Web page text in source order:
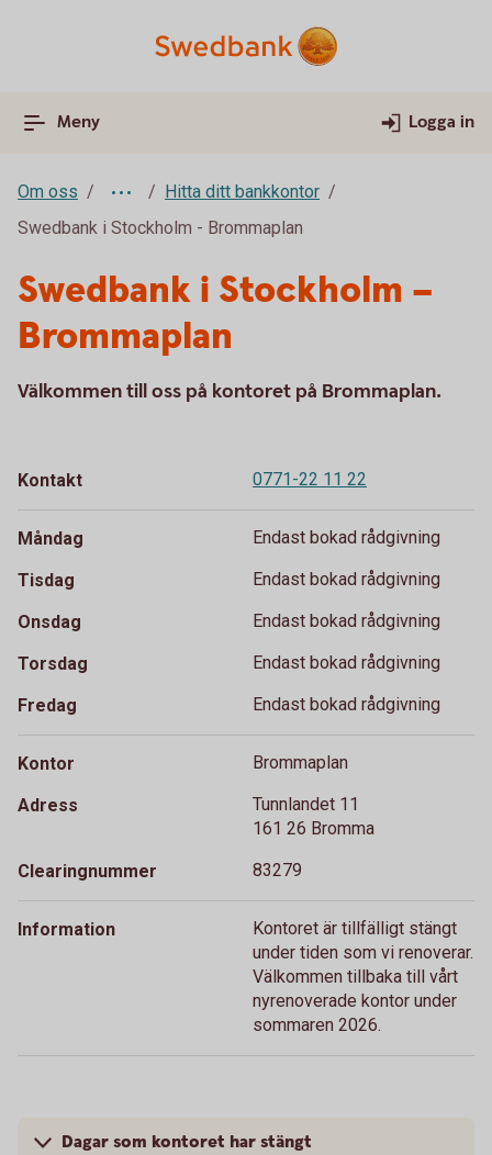
Meny Logga in
Om oss
Hitta ditt bankkontor
Swedbank i Stockholm - Brommaplan
Swedbank i Stockholm –
Brommaplan
Välkommen till oss på kontoret på Brommaplan.
Kontakt 0771-22 11 22
Måndag Endast bokad rådgivning
Tisdag Endast bokad rådgivning
Onsdag Endast bokad rådgivning
Torsdag Endast bokad rådgivning
Fredag Endast bokad rådgivning
Kontor Brommaplan
Adress
Tunnlandet 11
161 26 Bromma
Clearingnummer 83279
Information
Kontoret är tillfälligt stängt
under tiden som vi renoverar.
Välkommen tillbaka till vårt
nyrenoverade kontor under
sommaren 2026.
Dagar som kontoret har stängt